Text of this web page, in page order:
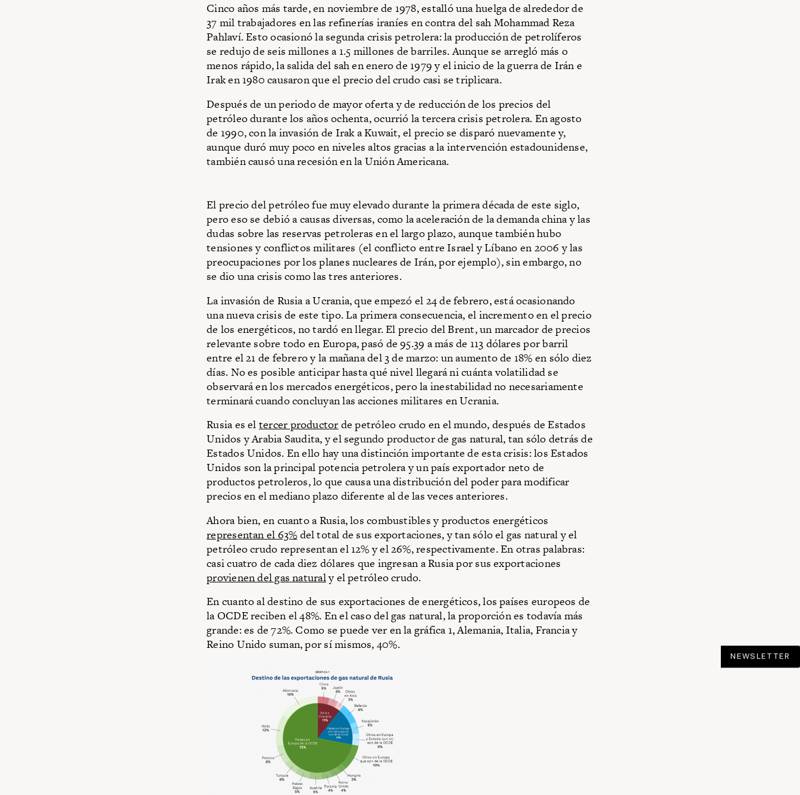
Cinco años más tarde, en noviembre de 1978, estalló una huelga de alrededor de
37 mil trabajadores en las refinerías iraníes en contra del sah Mohammad Reza
Pahlaví. Esto ocasionó la segunda crisis petrolera: la producción de petrolíferos
se redujo de seis millones a 1.5 millones de barriles. Aunque se arregló más o
menos rápido, la salida del sah en enero de 1979 y el inicio de la guerra de Irán e
Irak en 1980 causaron que el precio del crudo casi se triplicara.
Después de un periodo de mayor oferta y de reducción de los precios del
petróleo durante los años ochenta, ocurrió la tercera crisis petrolera. En agosto
de 1990, con la invasión de Irak a Kuwait, el precio se disparó nuevamente y,
aunque duró muy poco en niveles altos gracias a la intervención estadounidense,
también causó una recesión en la Unión Americana.
El precio del petróleo fue muy elevado durante la primera década de este siglo,
pero eso se debió a causas diversas, como la aceleración de la demanda china y las
dudas sobre las reservas petroleras en el largo plazo, aunque también hubo
tensiones y conflictos militares (el conflicto entre Israel y Líbano en 2006 y las
preocupaciones por los planes nucleares de Irán, por ejemplo), sin embargo, no
se dio una crisis como las tres anteriores.
La invasión de Rusia a Ucrania, que empezó el 24 de febrero, está ocasionando
una nueva crisis de este tipo. La primera consecuencia, el incremento en el precio
de los energéticos, no tardó en llegar. El precio del Brent, un marcador de precios
relevante sobre todo en Europa, pasó de 95.39 a más de 113 dólares por barril
entre el 21 de febrero y la mañana del 3 de marzo: un aumento de 18% en sólo diez
días. No es posible anticipar hasta qué nivel llegará ni cuánta volatilidad se
observará en los mercados energéticos, pero la inestabilidad no necesariamente
terminará cuando concluyan las acciones militares en Ucrania.
Rusia es el tercer productor de petróleo crudo en el mundo, después de Estados
Unidos y Arabia Saudita, y el segundo productor de gas natural, tan sólo detrás de
Estados Unidos. En ello hay una distinción importante de esta crisis: los Estados
Unidos son la principal potencia petrolera y un país exportador neto de
productos petroleros, lo que causa una distribución del poder para modificar
precios en el mediano plazo diferente al de las veces anteriores.
Ahora bien, en cuanto a Rusia, los combustibles y productos energéticos
representan el 63% del total de sus exportaciones, y tan sólo el gas natural y el
petróleo crudo representan el 12% y el 26%, respectivamente. En otras palabras:
casi cuatro de cada diez dólares que ingresan a Rusia por sus exportaciones
provienen del gas naturaly el petróleo crudo.
En cuanto al destino de sus exportaciones de energéticos, los países europeos de
la OCDE reciben el 48%. En el caso del gas natural, la proporción es todavía más
grande: es de 72%. Como se puede ver en la gráfica 1, Alemania, Italia, Francia y
Reino Unido suman, por sí mismos, 40%.
NEWSLETTER